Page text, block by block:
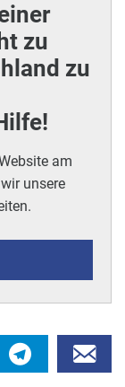
zu
zu
am
unsere